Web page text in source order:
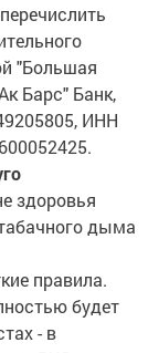
"Большая
Барс" Банк,
ИНН
здоровья
дыма
правила.
будет
- в